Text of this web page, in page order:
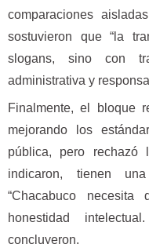
comparaciones
sostuvieron que “la
slogans, sino con
administrativa y
Finalmente, el bloque
mejorando los
pública, pero rechazó
indicaron, tienen
“Chacabuco
honestidad
concluyeron.